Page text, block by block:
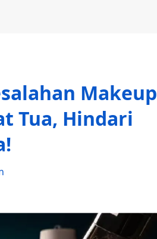
Makeup
Tua, Hindari